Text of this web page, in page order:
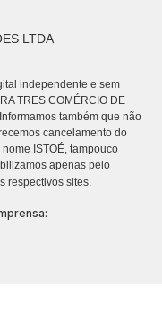
LTDA
independente e sem
TRES COMÉRCIO DE
também que não
cancelamento do
ISTOÉ, tampouco
apenas pelo
respectivos sites.